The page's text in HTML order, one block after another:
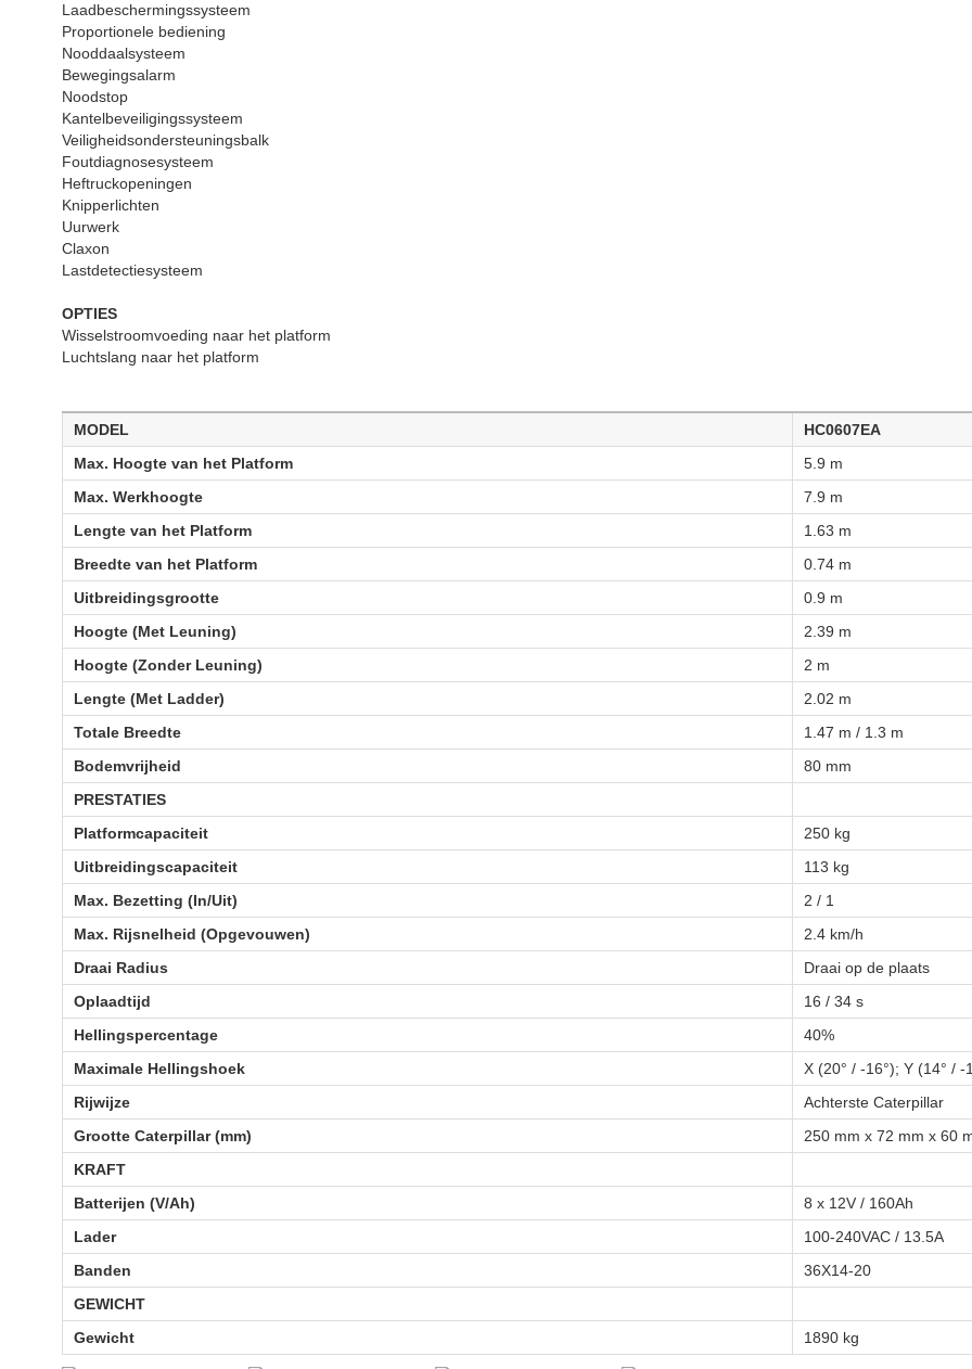
Laadbeschermingssysteem
Proportionele bediening
Nooddaalsysteem
Bewegingsalarm
Noodstop
Kantelbeveiligingssysteem
Veiligheidsondersteuningsbalk
Foutdiagnosesysteem
Heftruckopeningen
Knipperlichten
Uurwerk
Claxon
Lastdetectiesysteem
OPTIES
Wisselstroomvoeding naar het platform
Luchtslang naar het platform
MODEL
HC0607EA
Max. Hoogte van het Platform
5.9 m
Max. Werkhoogte
7.9 m
Lengte van het Platform
1.63 m
Breedte van het Platform
0.74 m
Uitbreidingsgrootte
0.9 m
Hoogte (Met Leuning)
2.39 m
Hoogte (Zonder Leuning)
2 m
Lengte (Met Ladder)
2.02 m
Totale Breedte
1.47 m / 1.3 m
Bodemvrijheid
80 mm
PRESTATIES
Platformcapaciteit
250 kg
Uitbreidingscapaciteit
113 kg
Max. Bezetting (In/Uit)
2 / 1
Max. Rijsnelheid (Opgevouwen)
2.4 km/h
Draai Radius
Draai op de plaats
Oplaadtijd
16 / 34 s
Hellingspercentage
40%
Maximale Hellingshoek
X (20° / -16°); Y (14° / -
Rijwijze
Achterste Caterpillar
Grootte Caterpillar (mm)
250 mm x 72 mm x 60
KRAFT
Batterijen (V/Ah)
8 x 12V / 160Ah
Lader
100-240VAC / 13.5A
Banden
36X14-20
GEWICHT
Gewicht
1890 kg